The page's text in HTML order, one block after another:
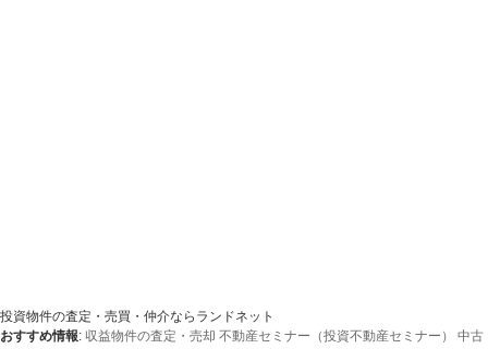
投資物件の査定・売買・仲介ならランドネット
おすすめ情報: 収益物件の査定・売却 不動産セミナー（投資不動産セミナー）
中古